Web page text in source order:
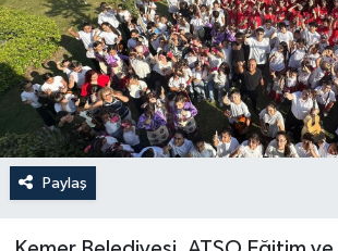
Paylaş
KANALV Spor
Kültür Sanat
Magazin
Öğle Bülteni